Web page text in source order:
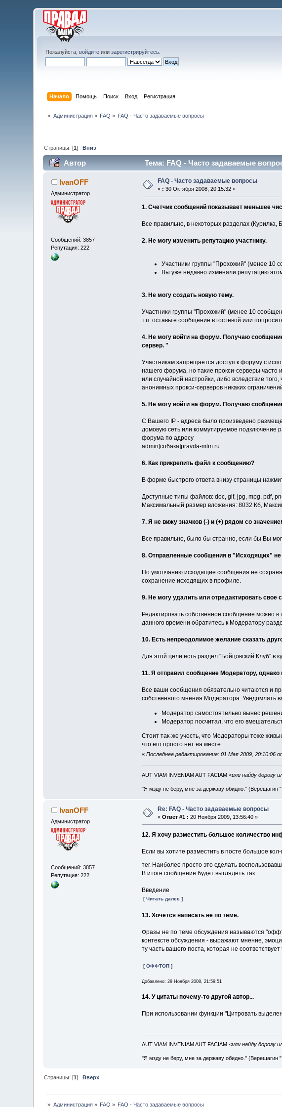
Пожалуйста,войдите илизарегистрируйтесь
Начало Помощь Поиск Вход Регистрация
» Администрация» FAQ » FAQ - Часто задаваемые вопросы
Страницы: [1]Вниз
Автор Тема: FAQ - Часто задаваемые
IvanOFF
Администратор
Сообщений: 3857
Репутация: 222
FAQ - Часто задаваемые вопросы
« : 30 Октября 2008, 20:15:32 »
1. Счетчик сообщений показывает меньшее
Все правильно, в некоторых разделах
2. Не могу изменить репутацию участнику.
Участники группы "Прохожий" (менее 10
Вы уже недавно изменяли репутацию
3. Не могу создать новую тему.
Участники группы "Прохожий" (менее 10
т.п. оставьте сообщение в гостевой или
4. Не могу войти на форум. Получаю
сервер. "
Участникам запрещается доступ к форуму с
нашего форума, но такие прокси-серверы часто
или случайной настройки, либо вследствие
анонимных прокси-серверов никаких
5. Не могу войти на форум. Получаю
С Вашего IP - адреса было произведено
домовую сеть или коммутируемое подключение
форума по адресу
admin[собака]pravda-mlm.ru
6. Как прикрепить файл к сообщению?
В форме быстрого ответа внизу страницы
Доступные типы файлов: doc, gif, jpg, mpg, pdf,
Максимальный размер вложения: 8032 Кб,
7. Я не вижу значков (-) и (+) рядом со
Все правильно, было бы странно, если бы Вы
8. Отправленные сообщения в "Исходящих"
По умолчанию исходящие сообщения не
сохранение исходящих в профиле.
9. Не могу удалить или отредактировать свое
Редактировать собственное сообщение можно
данного времени обратитесь к Модератору
10. Есть непреодолимое желание сказать
Для этой цели есть раздел "Бойцовский Клуб" в
11. Я отправил сообщение Модератору, однако
Все ваши сообщения обязательно читаются и
собственного мнения Модератора. Уведомлять
Модератор самостоятельно вынес
Модератор посчитал, что его
Стоит так-же учесть, что Модераторы тоже
что его просто нет на месте.
« Последнее редактирование: 01 Мая 2009, 20:10:06
AUT VIAM INVENIAM AUT FACIAM <или найду дорогу
"Я мзду не беру, мне за державу обидно." (Верещагин
IvanOFF
Администратор
Сообщений: 3857
Репутация: 222
Re: FAQ - Часто задаваемые вопросы
«Ответ #1 : 20 Ноября 2009, 13:56:40 »
12. Я хочу разместить большое количество
Если вы хотите разместить в посте большое
тег. Наиболее просто это сделать
В итоге сообщение будет выглядеть так:
Введение
[ Читать далее ]
13. Хочется написать не по теме.
Фразы не по теме обсуждения называются
контексте обсуждения - выражают мнение,
ту часть вашего поста, которая не
[ ОФФТОП ]
Добавлено: 29 Ноября 2008, 21:59:51
14. У цитаты почему-то другой автор...
При использовании функции "Цитровать
AUT VIAM INVENIAM AUT FACIAM <или найду дорогу
"Я мзду не беру, мне за державу обидно." (Верещагин
Страницы: [1]Вверх
» Администрация» FAQ » FAQ - Часто задаваемые вопросы